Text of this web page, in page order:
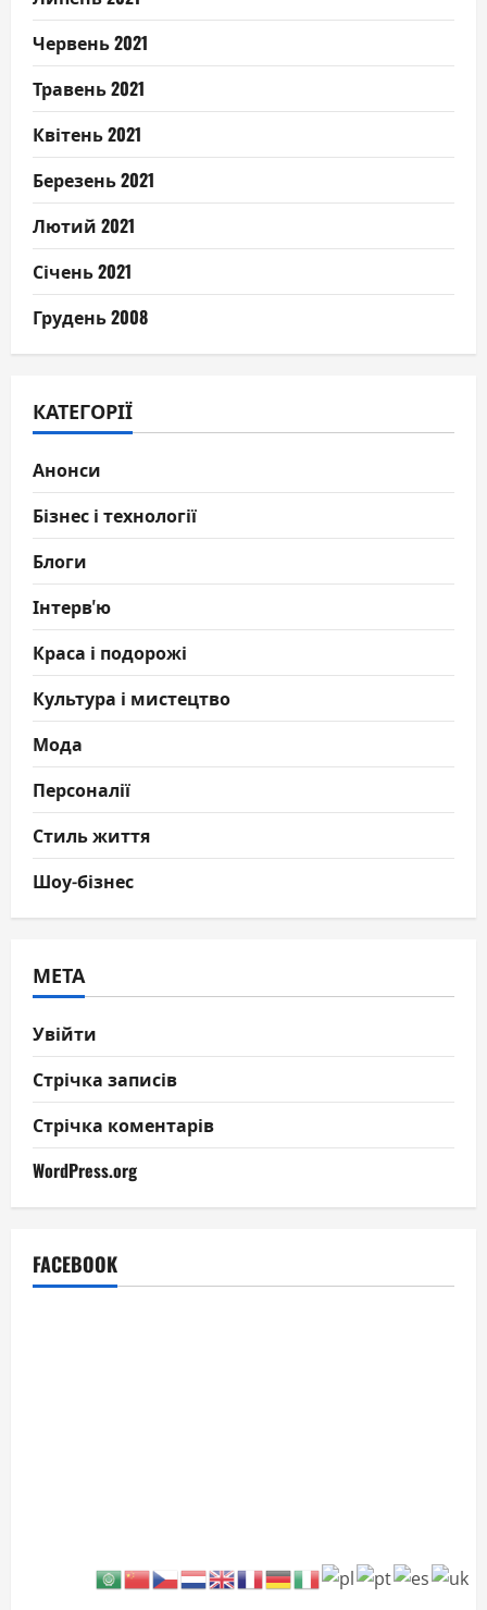
Червень 2021
Травень 2021
Квітень 2021
Березень 2021
Лютий 2021
Січень 2021
Грудень 2008
КАТЕГОРІЇ
Анонси
Бізнес і технології
Блоги
Інтерв'ю
Краса і подорожі
Культура і мистецтво
Мода
Персоналії
Стиль життя
Шоу-бізнес
МЕТА
Увійти
Стрічка записів
Стрічка коментарів
WordPress.org
FACEBOOK